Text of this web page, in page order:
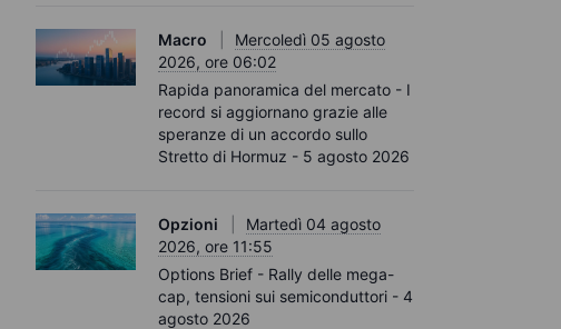
Macro
Mercoledì 05 agosto
2026, ore 06:02
Rapida panoramica del mercato - I
record si aggiornano grazie alle
speranze di un accordo sullo
Stretto di Hormuz - 5 agosto 2026
Opzioni
Martedì 04 agosto
2026, ore 11:55
Options Brief - Rally delle mega-
cap, tensioni sui semiconduttori - 4
agosto 2026